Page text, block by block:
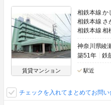
賃貸マンション
相鉄本線 か
相鉄本線 さ
相鉄本線 相
神奈川県綾
築51年
鉄
駅近
チェックを入れてまとめてお問い